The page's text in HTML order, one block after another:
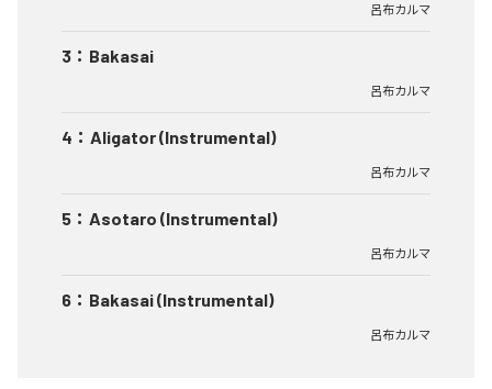
呂布カルマ
3 ： Bakasai
呂布カルマ
4 ： Aligator (Instrumental)
呂布カルマ
5 ： Asotaro (Instrumental)
呂布カルマ
6 ： Bakasai (Instrumental)
呂布カルマ